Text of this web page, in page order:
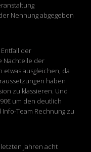
Nennung abgegeben
der
Nachteile der
ausgleichen, da
haben
zu klassieren. Und
um den deutlich
Team Rechnung zu
Jahren acht